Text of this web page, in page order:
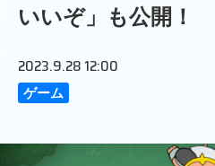
いいぞ」も公開！
2023.9.28 12:00
ゲーム